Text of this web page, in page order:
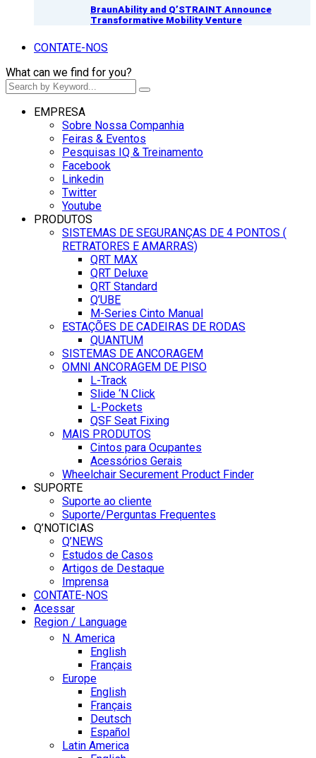
BraunAbility and Q’STRAINT Announce
Transformative Mobility Venture
CONTATE-NOS
What can we find for you?
EMPRESA
Sobre Nossa Companhia
Feiras & Eventos
Pesquisas IQ & Treinamento
Facebook
Linkedin
Twitter
Youtube
PRODUTOS
SISTEMAS DE SEGURANÇAS DE 4 PONTOS (
RETRATORES E AMARRAS)
QRT MAX
QRT Deluxe
QRT Standard
Q’UBE
M-Series Cinto Manual
ESTAÇÕES DE CADEIRAS DE RODAS
QUANTUM
SISTEMAS DE ANCORAGEM
OMNI ANCORAGEM DE PISO
L-Track
Slide ‘N Click
L-Pockets
QSF Seat Fixing
MAIS PRODUTOS
Cintos para Ocupantes
Acessórios Gerais
Wheelchair Securement Product Finder
SUPORTE
Suporte ao cliente
Suporte/Perguntas Frequentes
Q’NOTICIAS
Q’NEWS
Estudos de Casos
Artigos de Destaque
Imprensa
CONTATE-NOS
Acessar
Region / Language
N. America
English
Français
Europe
English
Français
Deutsch
Español
Latin America